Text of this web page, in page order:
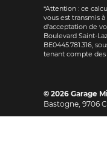
*Attention : ce
vous est transmis
d'acceptation de
Boulevard Saint-
BE0445.781.316,
tenant compte des
© 2026 Garage
Bastogne 9706